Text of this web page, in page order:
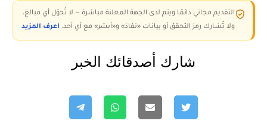
التقديم مجاني دائمًا ويتم لدى الجهة المعلنة مباشرة — لا تُحوّل أي مبالغ،
ولا تُشارك رمز التحقق أو بيانات «نفاذ» و«أبشر» مع أي أحد. اعرف المزيد
شارك أصدقائك الخبر